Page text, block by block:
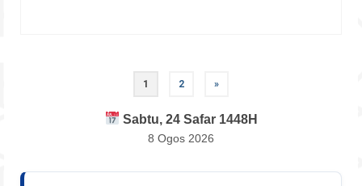
pagination
1 2 »
Sabtu, 24 Safar 1448H
8 Ogos 2026